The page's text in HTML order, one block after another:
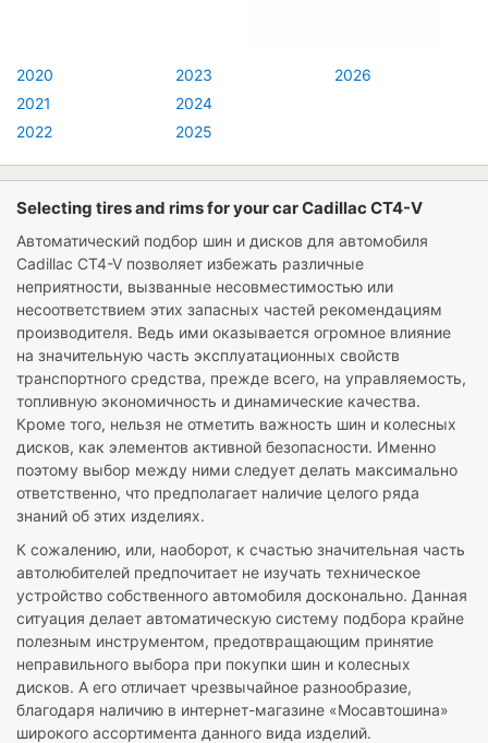
2020
2021
2022
2023
2024
2025
2026
Selecting tires and rims for your car Cadillac CT4-V
Автоматический подбор шин и дисков для автомобиля
Cadillac CT4-V позволяет избежать различные
неприятности, вызванные несовместимостью или
несоответствием этих запасных частей рекомендациям
производителя. Ведь ими оказывается огромное влияние
на значительную часть эксплуатационных свойств
транспортного средства, прежде всего, на управляемость,
топливную экономичность и динамические качества.
Кроме того, нельзя не отметить важность шин и колесных
дисков, как элементов активной безопасности. Именно
поэтому выбор между ними следует делать максимально
ответственно, что предполагает наличие целого ряда
знаний об этих изделиях.
К сожалению, или, наоборот, к счастью значительная часть
автолюбителей предпочитает не изучать техническое
устройство собственного автомобиля досконально. Данная
ситуация делает автоматическую систему подбора крайне
полезным инструментом, предотвращающим принятие
неправильного выбора при покупки шин и колесных
дисков. А его отличает чрезвычайное разнообразие,
благодаря наличию в интернет-магазине «Мосавтошина»
широкого ассортимента данного вида изделий.